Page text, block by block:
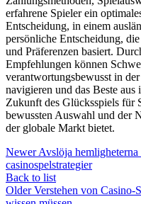
erfahrene Spieler ein
Entscheidung, in einem
persönliche Entscheidung,
und Präferenzen basiert.
Empfehlungen können
verantwortungsbewusst in
navigieren und das Beste
Zukunft des Glücksspiels für
bewussten Auswahl und der
der globale Markt bietet.
Newer Avslöja
casinospelstrategier
Back to list
Older Verstehen von Casino-